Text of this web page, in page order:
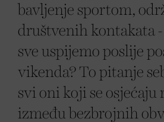
bavljenje sportom,
društvenih kontakata -
sve uspijemo poslije
vikenda? To pitanje
svi oni koji se osjećaju
između bezbrojnih